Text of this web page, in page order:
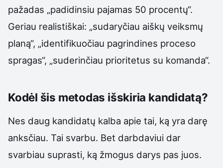
pažadas „padidinsiu pajamas 50 procentų“.
Geriau realistiškai: „sudaryčiau aiškų veiksmų
planą“, „identifikuočiau pagrindines proceso
spragas“, „suderinčiau prioritetus su komanda“.
Kodėl šis metodas išskiria kandidatą?
Nes daug kandidatų kalba apie tai, ką yra darę
anksčiau. Tai svarbu. Bet darbdaviui dar
svarbiau suprasti, ką žmogus darys pas juos.